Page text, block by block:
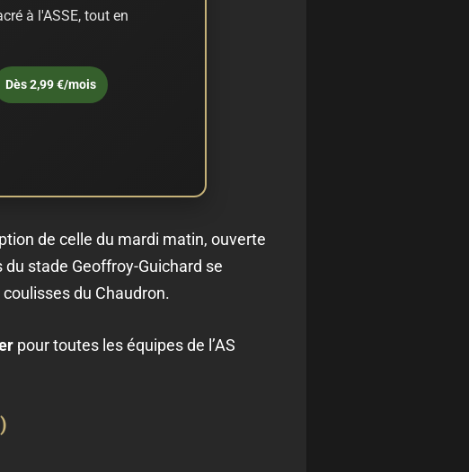
à l'ASSE, tout en
Dès 2,99 €/mois
de celle du mardi matin, ouverte
stade Geoffroy-Guichard se
du Chaudron.
pour toutes les équipes de l’AS